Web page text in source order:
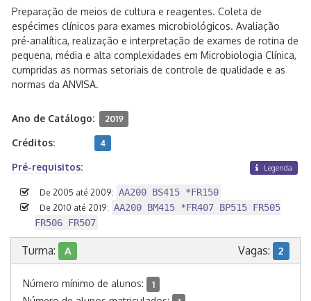
Preparação de meios de cultura e reagentes. Coleta de
espécimes clínicos para exames microbiológicos. Avaliação
pré-analítica, realização e interpretação de exames de rotina de
pequena, média e alta complexidades em Microbiologia Clínica,
cumpridas as normas setoriais de controle de qualidade e as
normas da ANVISA.
Ano de Catálogo: 2019
Créditos: 4
Pré-requisitos: Legenda
De 2005 até 2009: AA200 BS415 *FR150
De 2010 até 2019: AA200 BM415 *FR407 BP515 FR505
FR506 FR507
Turma: A Vagas: 2
Número mínimo de alunos: 1